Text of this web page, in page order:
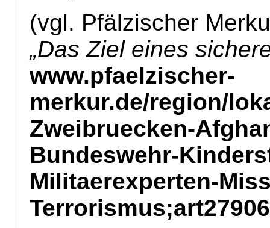
(vgl. Pfälzischer
„Das Ziel eines
www.pfaelzischer-
merkur.de/region/
Zweibruecken-
Bundeswehr-
Militaerexperten-